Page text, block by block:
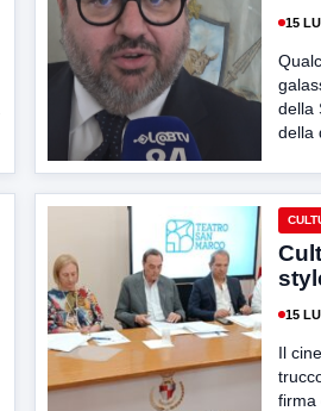
15
della
della
15
Il
firma